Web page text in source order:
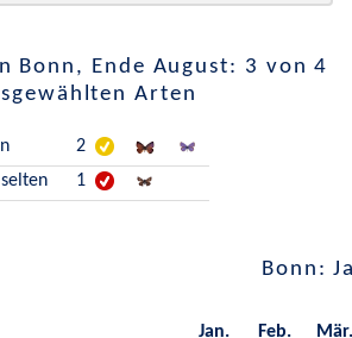
Bonn, Ende August: 3 von 4
Arten
2
1
Bonn:
Jan. Feb. Mär.